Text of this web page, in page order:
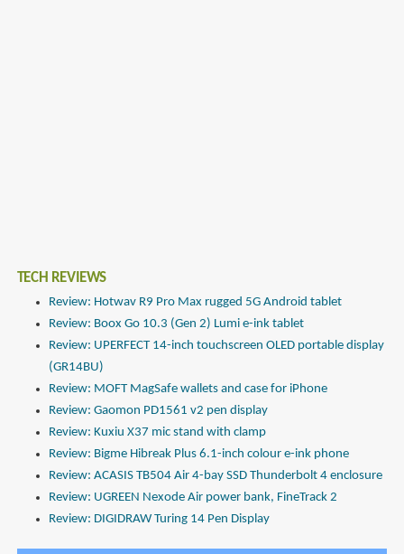
TECH REVIEWS
Review: Hotwav R9 Pro Max rugged 5G Android tablet
Review: Boox Go 10.3 (Gen 2) Lumi e-ink tablet
Review: UPERFECT 14-inch touchscreen OLED portable display
(GR14BU)
Review: MOFT MagSafe wallets and case for iPhone
Review: Gaomon PD1561 v2 pen display
Review: Kuxiu X37 mic stand with clamp
Review: Bigme Hibreak Plus 6.1-inch colour e-ink phone
Review: ACASIS TB504 Air 4-bay SSD Thunderbolt 4 enclosure
Review: UGREEN Nexode Air power bank, FineTrack 2
Review: DIGIDRAW Turing 14 Pen Display